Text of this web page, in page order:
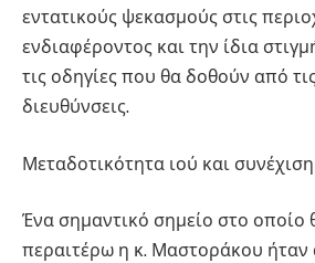
εντατικούς ψεκασμούς στις
ενδιαφέροντος και την ίδια
τις οδηγίες που θα δοθούν από
διευθύνσεις.
Μεταδοτικότητα ιού και
Ένα σημαντικό σημείο στο οποίο
περαιτέρω η κ. Μαστοράκου ήταν